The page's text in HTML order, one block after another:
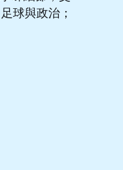
球與政治；